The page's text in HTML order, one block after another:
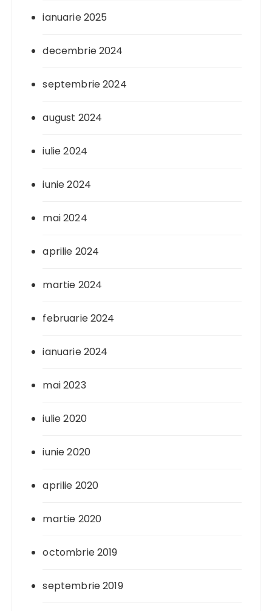
ianuarie 2025
decembrie 2024
septembrie 2024
august 2024
iulie 2024
iunie 2024
mai 2024
aprilie 2024
martie 2024
februarie 2024
ianuarie 2024
mai 2023
iulie 2020
iunie 2020
aprilie 2020
martie 2020
octombrie 2019
septembrie 2019